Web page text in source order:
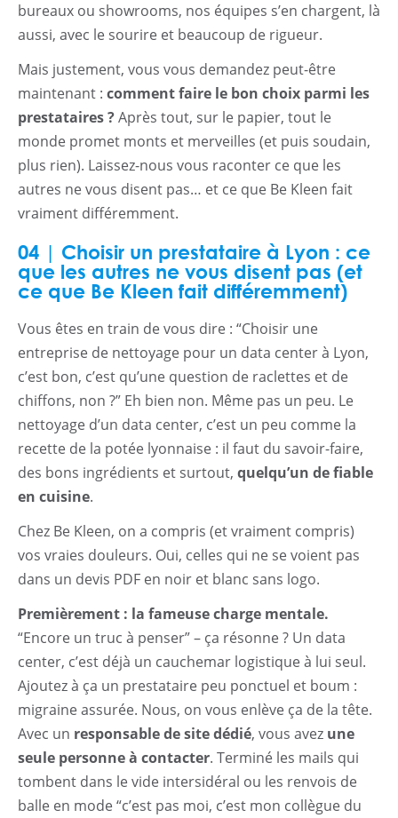
bureaux ou showrooms, nos équipes s’en chargent, là
aussi, avec le sourire et beaucoup de rigueur.
Mais justement, vous vous demandez peut-être
maintenant : comment faire le bon choix parmi les
prestataires ?Après tout, sur le papier, tout le
monde promet monts et merveilles (et puis soudain,
plus rien). Laissez-nous vous raconter ce que les
autres ne vous disent pas… et ce que Be Kleen fait
vraiment différemment.
04 | Choisir un prestataire à Lyon : ce
que les autres ne vous disent pas (et
ce que Be Kleen fait différemment)
Vous êtes en train de vous dire : “Choisir une
entreprise de nettoyage pour un data center à Lyon,
c’est bon, c’est qu’une question de raclettes et de
chiffons, non ?” Eh bien non. Même pas un peu. Le
nettoyage d’un data center, c’est un peu comme la
recette de la potée lyonnaise : il faut du savoir-faire,
des bons ingrédients et surtout, quelqu’un de fiable
en cuisine.
Chez Be Kleen, on a compris (et vraiment compris)
vos vraies douleurs. Oui, celles qui ne se voient pas
dans un devis PDF en noir et blanc sans logo.
Premièrement : la fameuse charge mentale.
“Encore un truc à penser” – ça résonne ? Un data
center, c’est déjà un cauchemar logistique à lui seul.
Ajoutez à ça un prestataire peu ponctuel et boum :
migraine assurée. Nous, on vous enlève ça de la tête.
Avec un responsable de site dédié, vous avez une
seule personne à contacter. Terminé les mails qui
tombent dans le vide intersidéral ou les renvois de
balle en mode “c’est pas moi, c’est mon collègue du